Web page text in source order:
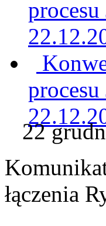
22
łączenia